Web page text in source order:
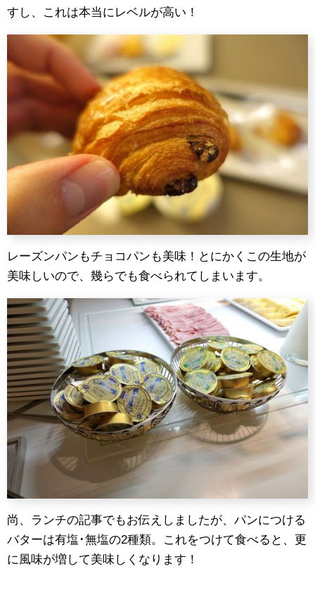
すし、これは本当にレベルが高い！
レーズンパンもチョコパンも美味！とにかくこの生地が
美味しいので、幾らでも食べられてしまいます。
尚、ランチの記事でもお伝えしましたが、パンにつける
バターは有塩･無塩の2種類。これをつけて食べると、更
に風味が増して美味しくなります！